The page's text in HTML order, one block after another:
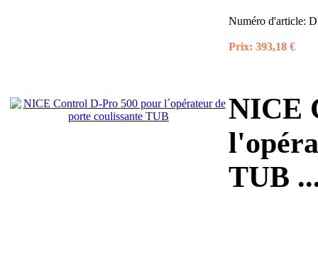
Numéro d'article:
Prix: 393,18 €
NICE
TUB